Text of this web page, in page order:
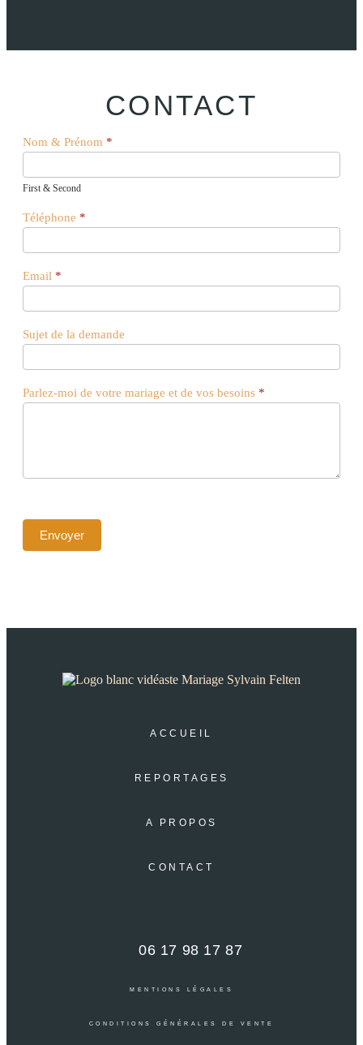
CONTACT
ME
CONTACTER
Nom & Prénom *
First & Second
Téléphone *
Email *
Sujet de la demande
Parlez-moi de votre mariage et de vos besoins *
Envoyer
ACCUEIL
REPORTAGES
A PROPOS
CONTACT
06 17 98 17 87
MENTIONS LÉGALES
CONDITIONS GÉNÉRALES DE VENTE